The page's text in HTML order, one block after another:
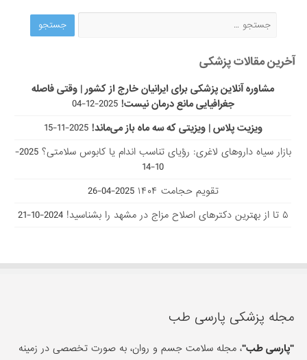
آخرین مقالات پزشکی
مشاوره آنلاین پزشکی برای ایرانیان خارج از کشور | وقتی فاصله
جغرافیایی مانع درمان نیست! 2025-12-04
ویزیت پلاس | ویزیتی که سه ماه باز می‌ماند! 2025-11-15
بازار سیاه داروهای لاغری: رؤیای تناسب اندام یا کابوس سلامتی؟
2025-
10-14
تقویم حجامت ۱۴۰۴
2025-04-26
۵ تا از بهترین دکتر‌های اصلاح مزاج در مشهد را بشناسید!
2024-10-21
مجله پزشکی پارسی طب
"پارسی طب"، مجله سلامت جسم و روان، به صورت تخصصی در زمینه